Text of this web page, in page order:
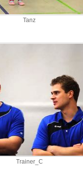
Tanz
Trainer_C